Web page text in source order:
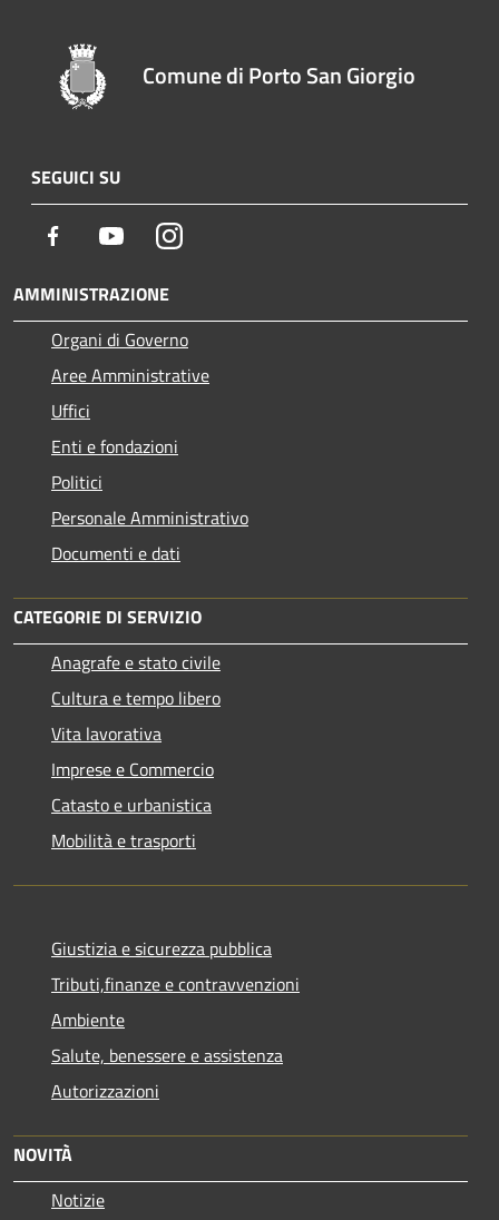
Comune di Porto San Giorgio
SEGUICI SU
Facebook YoutubeInstagram
AMMINISTRAZIONE
Organi di Governo
Aree Amministrative
Uffici
Enti e fondazioni
Politici
Personale Amministrativo
Documenti e dati
CATEGORIE DI SERVIZIO
Anagrafe e stato civile
Cultura e tempo libero
Vita lavorativa
Imprese e Commercio
Catasto e urbanistica
Mobilità e trasporti
Giustizia e sicurezza pubblica
Tributi,finanze e contravvenzioni
Ambiente
Salute, benessere e assistenza
Autorizzazioni
NOVITÀ
Notizie